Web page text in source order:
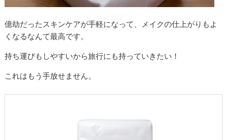
億劫だったスキンケアが手軽になって、メイクの仕上がりもよ
くなるなんて最高です。
持ち運びもしやすいから旅行にも持っていきたい！
これはもう手放せません。